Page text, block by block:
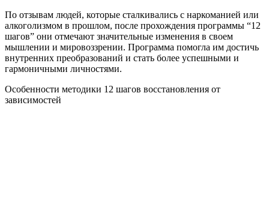
По отзывам людей, которые сталкивались с наркоманией или
алкоголизмом в прошлом, после прохождения программы “12
шагов” они отмечают значительные изменения в своем
мышлении и мировоззрении. Программа помогла им достичь
внутренних преобразований и стать более успешными и
гармоничными личностями.
Особенности методики 12 шагов восстановления от
зависимостей